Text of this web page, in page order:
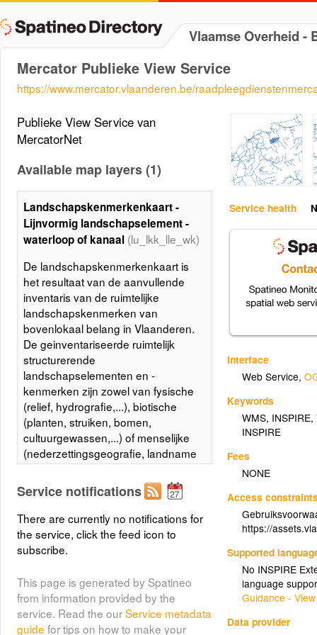
Vlaamse Overheid -
Mercator Publieke View Service
https://www.mercator.vlaanderen.be/
Service health
Interface
Web Service,
Keywords
WMS, INSPIRE,
INSPIRE
Fees
NONE
Access
https://
Supported
No INSPIRE
language
Guidance -
Data provider
Publieke View Service van
MercatorNet
Available map layers (1)
Landschapskenmerkenkaart -
Lijnvormig landschapselement -
waterloop of kanaal (lu_lkk_lle_wk)
De landschapskenmerkenkaart is
het resultaat van de aanvullende
inventaris van de ruimtelijke
landschapskenmerken van
bovenlokaal belang in Vlaanderen.
De geinventariseerde ruimtelijk
structurerende
landschapselementen en -
kenmerken zijn zowel van fysische
(relief, hydrografie,...), biotische
(planten, struiken, bomen,
cultuurgewassen,...) of menselijke
(nederzettingsgeografie, landname
en kolonisatie, wonen en werken,
landbouw en industrie, verkeer en
transport,...) aard. De term
"ruimtelijk structurerend
landschapskenmerk" is
geoperationaliseerd a.h.v. 3 criteria:
aanwezigheid een invloed op de
opbouw, ruimtelijke configuratie; het
is visueel dominant aanwezig en
het heeft een bakenfunctie; het is
Service notifications
There are currently no notifications for
the service, click the feed icon to
subscribe.
This page is generated by Spatineo
from information provided by the
service. Read the ourService metadata
guide for tips on how to make your